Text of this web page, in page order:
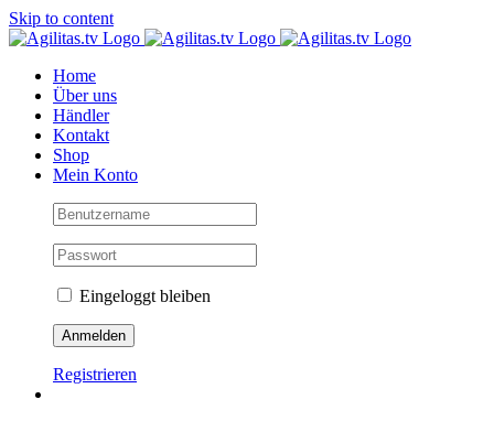
Skip to content
Home
Über uns
Händler
Kontakt
Shop
Mein Konto
Eingeloggt bleiben
Registrieren